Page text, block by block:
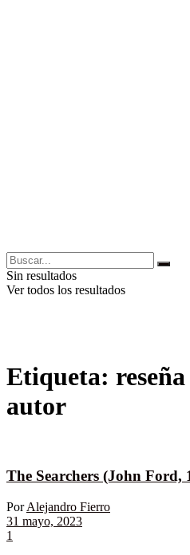
Sin resultados
Ver todos los resultados
Etiqueta:
autor
The Searchers (John Ford,
Por Alejandro Fierro
31 mayo, 2023
1